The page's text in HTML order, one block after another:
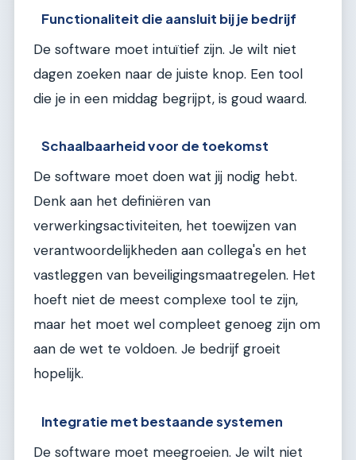
Functionaliteit die aansluit bij je bedrijf
De software moet intuïtief zijn. Je wilt niet
dagen zoeken naar de juiste knop. Een tool
die je in een middag begrijpt, is goud waard.
Schaalbaarheid voor de toekomst
De software moet doen wat jij nodig hebt.
Denk aan het definiëren van
verwerkingsactiviteiten, het toewijzen van
verantwoordelijkheden aan collega's en het
vastleggen van beveiligingsmaatregelen. Het
hoeft niet de meest complexe tool te zijn,
maar het moet wel compleet genoeg zijn om
aan de wet te voldoen. Je bedrijf groeit
hopelijk.
Integratie met bestaande systemen
De software moet meegroeien. Je wilt niet